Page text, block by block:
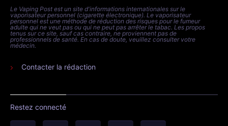
Le Vaping Post est un site d'informations internationales sur le
vaporisateur personnel (cigarette électronique). Le vaporisateur
personnel est une méthode de réduction des risques pour le fumeur
adulte qui ne veut pas ou qui ne peut pas arrêter le tabac. Les propos
tenus sur ce site, sauf cas contraire, ne proviennent pas de
professionnels de santé. En cas de doute, veuillez consulter votre
médecin.
Contacter la rédaction
Restez connecté